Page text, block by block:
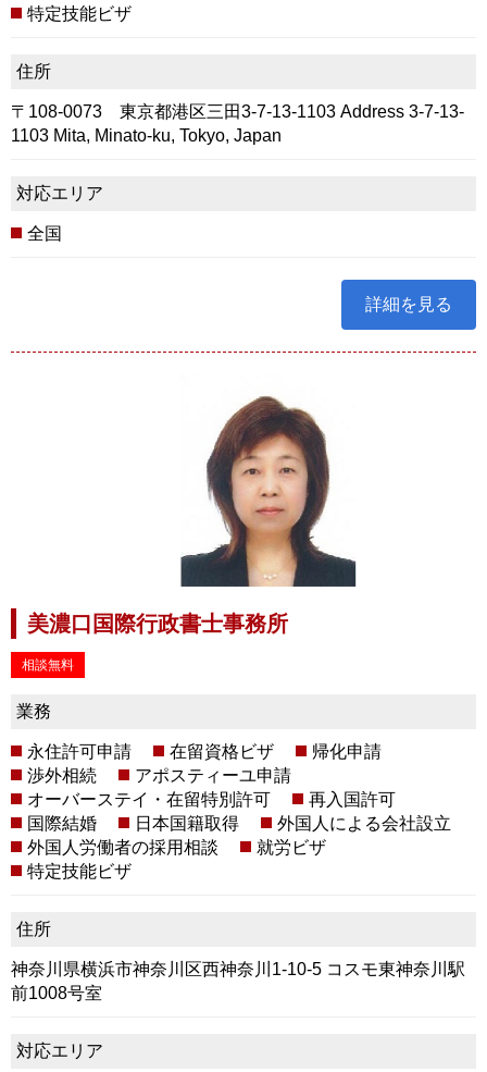
特定技能ビザ
住所
〒108-0073 東京都港区三田3-7-13-1103 Address 3-7-13-
1103 Mita, Minato-ku, Tokyo, Japan
対応エリア
全国
詳細を見る
美濃口国際行政書士事務所
相談無料
業務
永住許可申請 在留資格ビザ
帰化申請
渉外相続
アポスティーユ申請
オーバーステイ・在留特別許可
再入国許可
国際結婚
日本国籍取得
外国人による会社設立
外国人労働者の採用相談
就労ビザ
特定技能ビザ
住所
神奈川県横浜市神奈川区西神奈川1-10-5 コスモ東神奈川駅
前1008号室
対応エリア